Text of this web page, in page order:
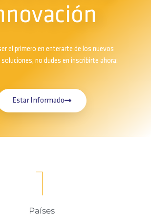
el primero en enterarte de los nuevos
no dudes en inscribirte ahora:
Estar Informado
Países
1